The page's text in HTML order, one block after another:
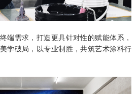
端需求，打造更具针对性的赋能体系，
学破局，以专业制胜，共筑艺术涂料行